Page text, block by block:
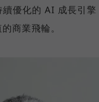
優化的 AI 成長引
商業飛輪。